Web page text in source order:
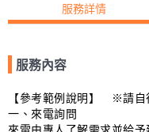
服務詳情
服務內容
【參考範例說明】　※請
一、來電詢問